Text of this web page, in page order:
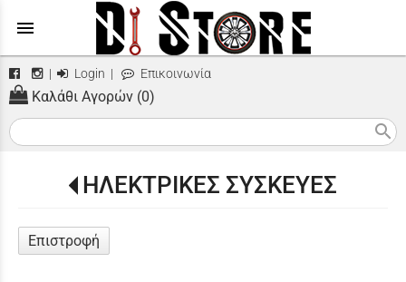
menu
| Login | Επικοινωνία
Καλάθι Αγορών (0)
search
ΗΛΕΚΤΡΙΚΕΣ ΣΥΣΚΕΥΕΣ
Επιστροφή